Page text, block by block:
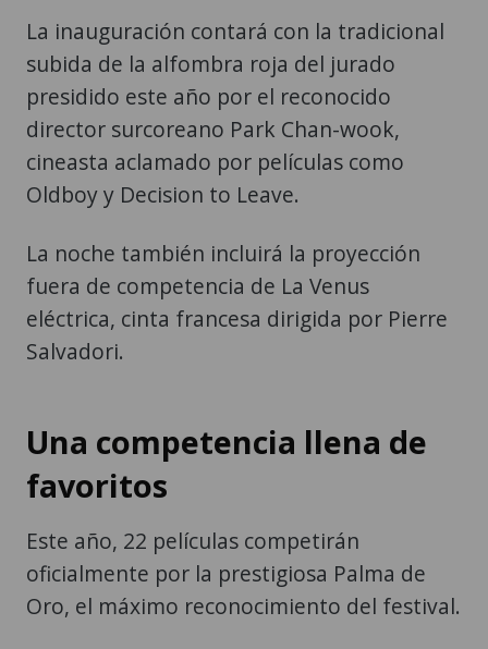
La inauguración contará con la tradicional
subida de la alfombra roja del jurado
presidido este año por el reconocido
director surcoreano Park Chan-wook,
cineasta aclamado por películas como
Oldboy y Decision to Leave.
La noche también incluirá la proyección
fuera de competencia de La Venus
eléctrica, cinta francesa dirigida por Pierre
Salvadori.
Una competencia llena de
favoritos
Este año, 22 películas competirán
oficialmente por la prestigiosa Palma de
Oro, el máximo reconocimiento del festival.